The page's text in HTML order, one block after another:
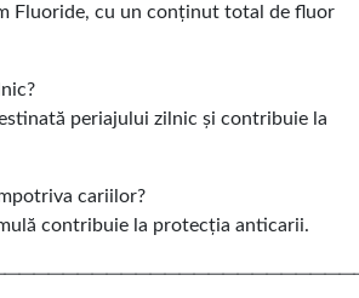
Fluoride, cu un conținut total de fluor
periajului zilnic și contribuie la
cariilor?
contribuie la protecția anticarii.